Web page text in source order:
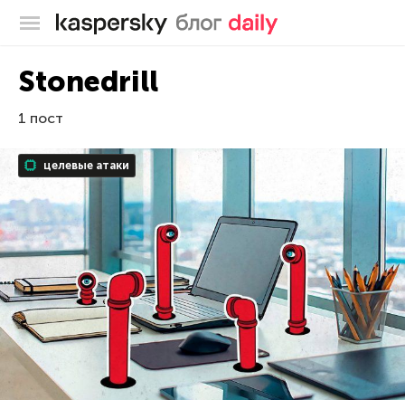
Блог Касперского
Stonedrill
1 пост
целевые атаки